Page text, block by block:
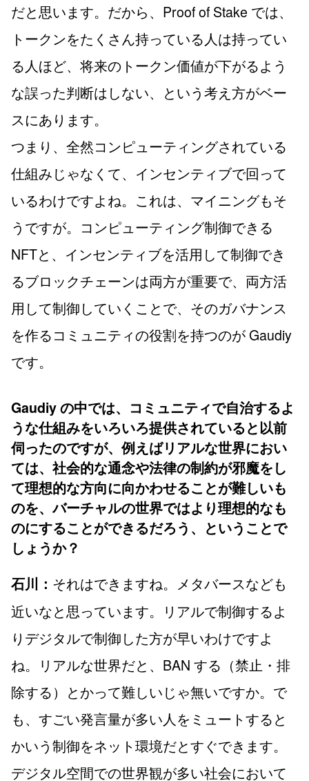
だと思います。だから、Proof of Stake では、
トークンをたくさん持っている人は持ってい
る人ほど、将来のトークン価値が下がるよう
な誤った判断はしない、という考え方がベー
スにあります。
つまり、全然コンピューティングされている
仕組みじゃなくて、インセンティブで回って
いるわけですよね。これは、マイニングもそ
うですが。コンピューティング制御できる
NFTと、インセンティブを活用して制御でき
るブロックチェーンは両方が重要で、両方活
用して制御していくことで、そのガバナンス
を作るコミュニティの役割を持つのが Gaudiy
です。
Gaudiy の中では、コミュニティで自治するよ
うな仕組みをいろいろ提供されていると以前
伺ったのですが、例えばリアルな世界におい
ては、社会的な通念や法律の制約が邪魔をし
て理想的な方向に向かわせることが難しいも
のを、バーチャルの世界ではより理想的なも
のにすることができるだろう、ということで
しょうか？
石川： それはできますね。メタバースなども
近いなと思っています。リアルで制御するよ
りデジタルで制御した方が早いわけですよ
ね。リアルな世界だと、BAN する（禁止・排
除する）とかって難しいじゃ無いですか。で
も、すごい発言量が多い人をミュートすると
かいう制御をネット環境だとすぐできます。
デジタル空間での世界観が多い社会において